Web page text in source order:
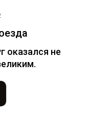
оказался не